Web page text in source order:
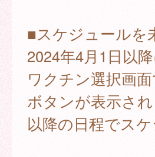
■スケジュールを
2024年4月1日以
ワクチン選択画
ボタンが表示さ
以降の日程でス